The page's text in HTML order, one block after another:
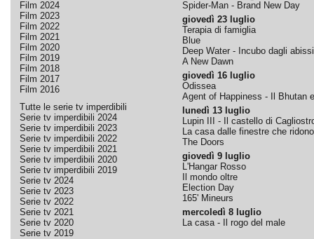
Film 2024
Film 2023
Film 2022
Film 2021
Film 2020
Film 2019
Film 2018
Film 2017
Film 2016
Tutte le serie tv imperdibili
Serie tv imperdibili 2024
Serie tv imperdibili 2023
Serie tv imperdibili 2022
Serie tv imperdibili 2021
Serie tv imperdibili 2020
Serie tv imperdibili 2019
Serie tv 2024
Serie tv 2023
Serie tv 2022
Serie tv 2021
Serie tv 2020
Serie tv 2019
Spider-Man - Brand New Day
giovedì 23 luglio
Terapia di famiglia
Blue
Deep Water - Incubo dagli abissi
A New Dawn
giovedì 16 luglio
Odissea
Agent of Happiness - Il Bhutan
lunedì 13 luglio
Lupin III - Il castello di
La casa dalle finestre che ridono
The Doors
giovedì 9 luglio
L'Hangar Rosso
Il mondo oltre
Election Day
165' Mineurs
mercoledì 8 luglio
La casa - Il rogo del male